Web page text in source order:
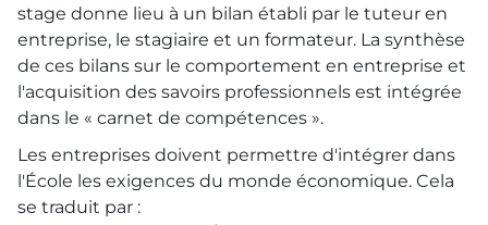
stage donne lieu à un bilan établi par le tuteur en
entreprise, le stagiaire et un formateur. La synthèse
de ces bilans sur le comportement en entreprise et
l'acquisition des savoirs professionnels est intégrée
dans le « carnet de compétences ».
Les entreprises doivent permettre d'intégrer dans
l'École les exigences du monde économique. Cela
se traduit par :